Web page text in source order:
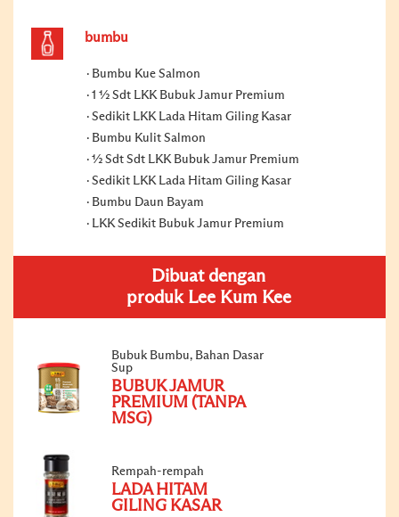
bumbu
Bumbu Kue Salmon
1 ½ Sdt LKK Bubuk Jamur Premium
Sedikit LKK Lada Hitam Giling Kasar
Bumbu Kulit Salmon
½ Sdt Sdt LKK Bubuk Jamur Premium
Sedikit LKK Lada Hitam Giling Kasar
Bumbu Daun Bayam
LKK Sedikit Bubuk Jamur Premium
Dibuat dengan
produk Lee Kum Kee
Bubuk Bumbu, Bahan Dasar
Sup
BUBUK JAMUR
PREMIUM (TANPA
MSG)
Rempah-rempah
LADA HITAM
GILING KASAR